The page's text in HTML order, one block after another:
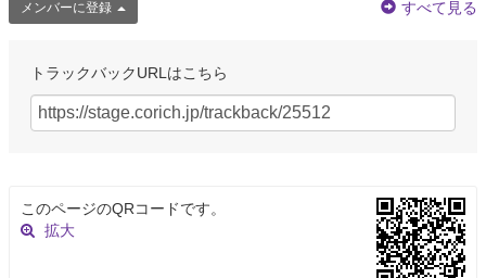
メンバーに登録 すべて見る
トラックバックURLはこちら
このページのQRコードです。
拡大